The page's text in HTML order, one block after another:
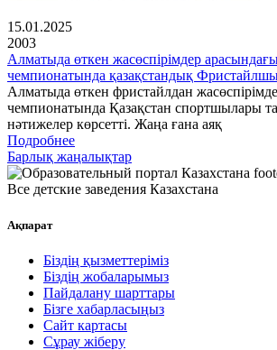
15.01.2025
2003
Алматыда өткен жасөспірімдер
чемпионатында қазақстандық
Алматыда өткен фристайлдан
чемпионатында Қазақстан спортшылары
нәтижелер көрсетті. Жаңа ғана аяқ
Подробнее
Барлық жаңалықтар
Все детские заведения Казахстана
Ақпарат
Біздің қызметтеріміз
Біздің жобаларымыз
Пайдалану шарттары
Бізге хабарласыңыз
Сайт картасы
Сұрау жіберу